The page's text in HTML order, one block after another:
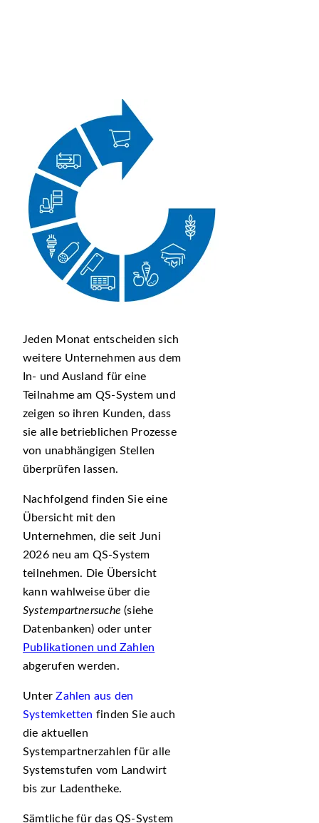
Jeden Monat entscheiden sich
weitere Unternehmen aus dem
In- und Ausland für eine
Teilnahme am QS-System und
zeigen so ihren Kunden, dass
sie alle betrieblichen Prozesse
von unabhängigen Stellen
überprüfen lassen.
Nachfolgend finden Sie eine
Übersicht mit den
Unternehmen, die seit Juni
2026 neu am QS-System
teilnehmen. Die Übersicht
kann wahlweise über die
Systempartnersuche(siehe
Datenbanken) oder unter
Publikationen und Zahlen
abgerufen werden.
UnterZahlen aus den
Systemketten finden Sie auch
die aktuellen
Systempartnerzahlen für alle
Systemstufen vom Landwirt
bis zur Ladentheke.
Sämtliche für das QS-System